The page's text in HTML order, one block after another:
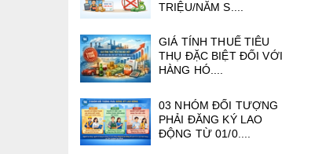
TRIỆU/NĂM S....
GIÁ TÍNH THUẾ TIÊU
THỤ ĐẶC BIỆT ĐỐI VỚI
HÀNG HÓ....
03 NHÓM ĐỐI TƯỢNG
PHẢI ĐĂNG KÝ LAO
ĐỘNG TỪ 01/0....